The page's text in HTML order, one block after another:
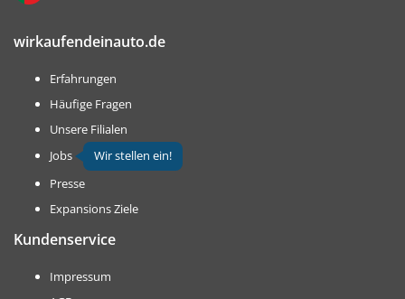
wirkaufendeinauto.de
Erfahrungen
Häufige Fragen
Unsere Filialen
Jobs
Wir stellen ein!
Presse
Expansions Ziele
Kundenservice
Impressum